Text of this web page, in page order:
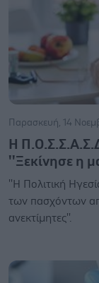
Παρασκευή, 14
Η
''Ξεκίνησε η
''Η Πολιτική
των πασχόντων
ανεκτίμητες''.